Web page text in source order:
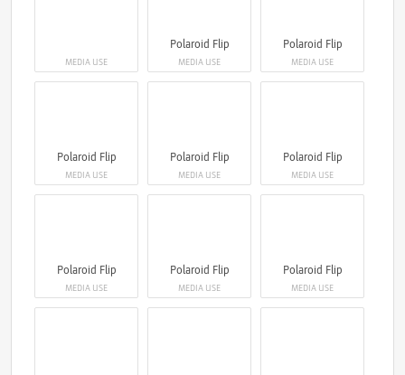
MEDIA USE
Polaroid Flip
MEDIA USE
Polaroid Flip
MEDIA USE
Polaroid Flip
MEDIA USE
Polaroid Flip
MEDIA USE
Polaroid Flip
MEDIA USE
Polaroid Flip
MEDIA USE
Polaroid Flip
MEDIA USE
Polaroid Flip
MEDIA USE